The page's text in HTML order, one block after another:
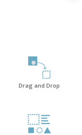
Drag and Drop